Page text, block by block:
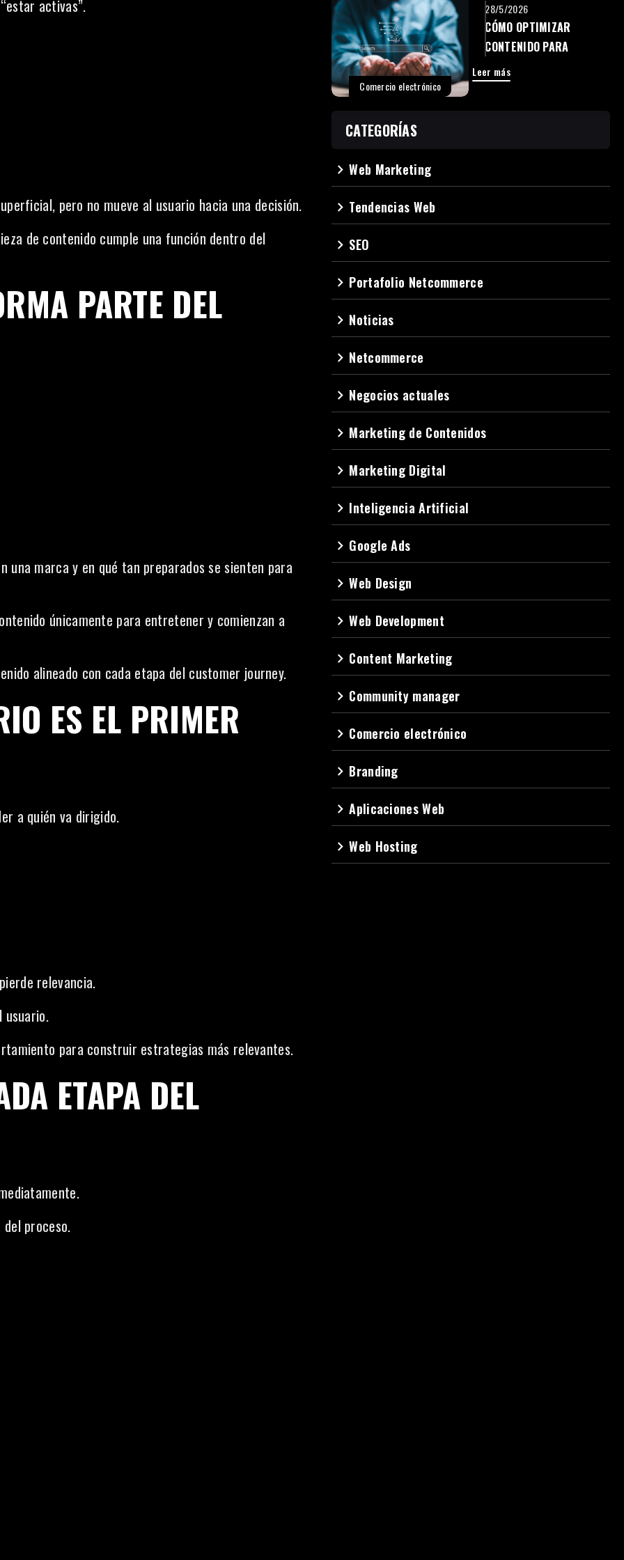
activas”.
pero no mueve al usuario hacia una decisión.
de contenido cumple una función dentro del
PARTE DEL
marca y en qué tan preparados se sienten para
únicamente para entretener y comienzan a
alineado con cada etapa del customer journey.
ES EL PRIMER
a quién va dirigido.
relevancia.
usuario.
para construir estrategias más relevantes.
ETAPA DEL
proceso.
Comercio electrónico
28/5/2026
CÓMO OPTIMIZAR
CONTENIDO PARA
BÚSQUEDAS
INTELIGENTES
Leer más
CATEGORÍAS
navigate_nextWeb Marketing
navigate_next Tendencias Web
navigate_next SEO
navigate_next Portafolio Netcommerce
navigate_next Noticias
navigate_next Netcommerce
navigate_next Negocios actuales
navigate_next Marketing de Contenidos
navigate_next Marketing Digital
navigate_next Inteligencia Artificial
navigate_next Google Ads
navigate_nextWeb Design
navigate_nextWeb Development
navigate_next Content Marketing
navigate_next Community manager
navigate_next Comercio electrónico
navigate_next Branding
navigate_nextAplicaciones Web
navigate_nextWeb Hosting